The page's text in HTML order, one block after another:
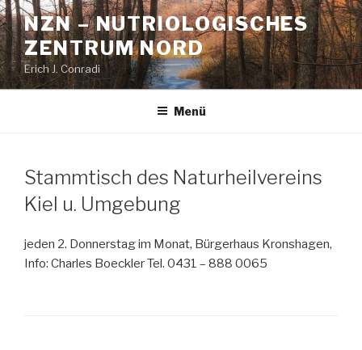
Zum
Inhalt
springen
NZN – NUTRIOLOGISCHES
ZENTRUM NORD
Erich J. Conradi
Menü
Stammtisch des Naturheilvereins
Kiel u. Umgebung
jeden 2. Donnerstag im Monat, Bürgerhaus Kronshagen,
Info: Charles Boeckler Tel. 0431 – 888 0065